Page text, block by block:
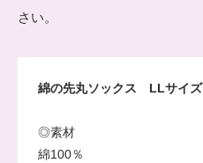
さい。
綿の先丸ソックス LLサイズ
◎素材
綿100％